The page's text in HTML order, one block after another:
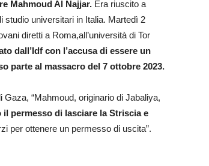
Mahmoud Al Najjar. Era riuscito a
studio universitari in Italia. Martedì 2
diretti a Roma,all’università di Tor
dall’Idf con l’accusa di essere un
parte al massacro del 7 ottobre 2023.
“Mahmoud, originario di Jabaliya,
il permesso di lasciare la Striscia e
per ottenere un permesso di uscita”.